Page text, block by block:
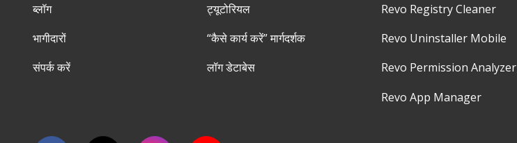
ब्लॉग
भागीदारों
संपर्क करें
ट्यूटोरियल
“कैसे कार्य करें” मार्गदर्शक
लॉग डेटाबेस
Revo Registry Cleaner
Revo Uninstaller Mobile
Revo Permission Analyzer
Revo App Manager